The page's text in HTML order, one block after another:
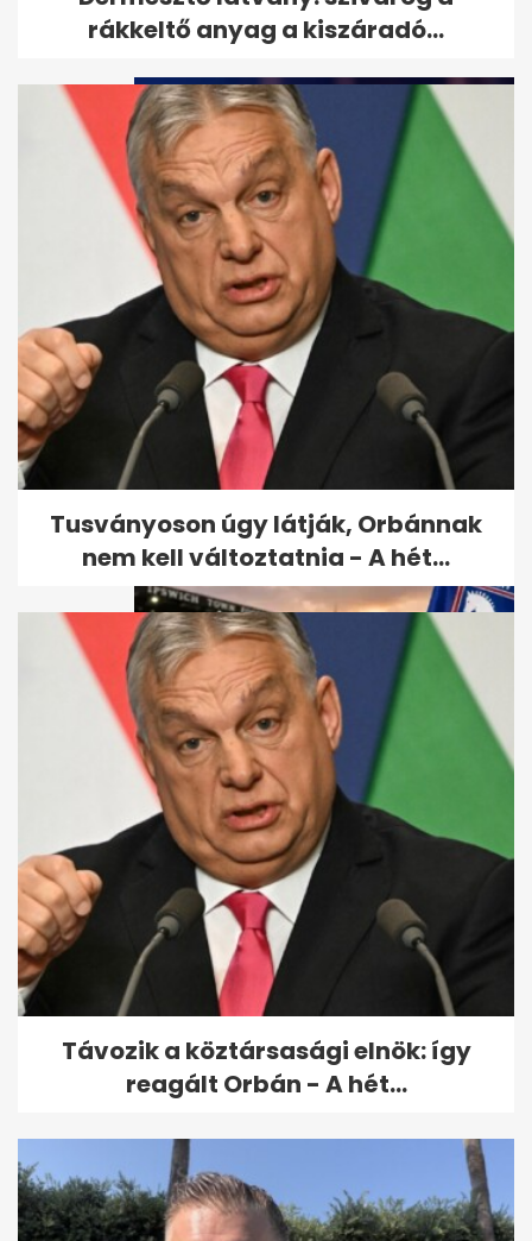
átvilágítása, jön a nyilvános...
Vitézy: 65 ezres jegyeladás
Balázs DJ-szettjére, mint
Puskás...
Udonis Haslem részesedést
vett az Ipswich Townban,
Premier...
rákkeltő anyag a kiszáradó...
Tusványoson úgy látják, Orbánnak
nem kell változtatnia - A hét...
Távozik a köztársasági elnök: így
reagált Orbán - A hét...